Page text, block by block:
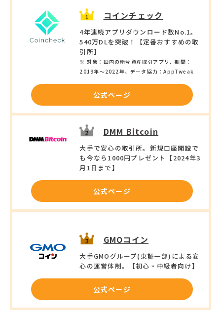
コインチェック
4年連続アプリダウンロード数No.1。
540万DLを突破！【定番おすすめの取
引所】
※ 対象：国内の暗号資産取引アプリ、期間：
2019年〜2022年、データ協力：AppTweak
公式ページ
DMM Bitcoin
大手で安心の取引所。新規口座開設で
も今なら1000円プレゼント【2024年3
月1日まで】
公式ページ
GMOコイン
大手GMOグループ(東証一部)による安
心の運営体制。【初心・中級者向け】
公式ページ